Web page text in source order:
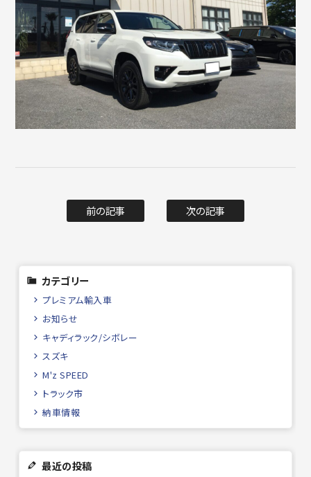
前の記事 次の記事
カテゴリー
プレミアム輸入車
お知らせ
キャディラック/シボレー
スズキ
M'z SPEED
トラック市
納車情報
最近の投稿